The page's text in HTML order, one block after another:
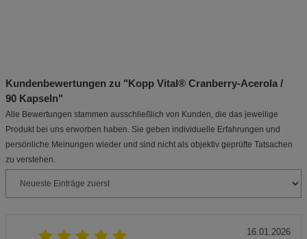
Kundenbewertungen zu "Kopp Vital® Cranberry-Acerola /
90 Kapseln"
Alle Bewertungen stammen ausschließlich von Kunden, die das jeweilige
Produkt bei uns erworben haben. Sie geben individuelle Erfahrungen und
persönliche Meinungen wieder und sind nicht als objektiv geprüfte Tatsachen
zu verstehen.
16.01.2026